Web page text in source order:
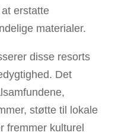
erstatte
materialer.
disse resorts
Det
støtte til lokale
fremmer kulturel